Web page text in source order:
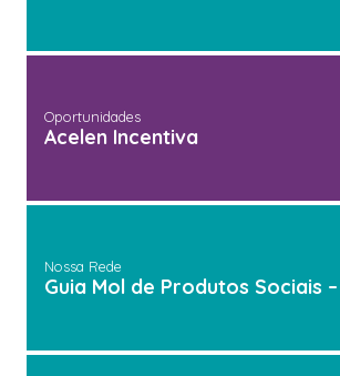
Oportunidades
Acelen Incentiva
Nossa Rede
Guia Mol de Produtos Sociais